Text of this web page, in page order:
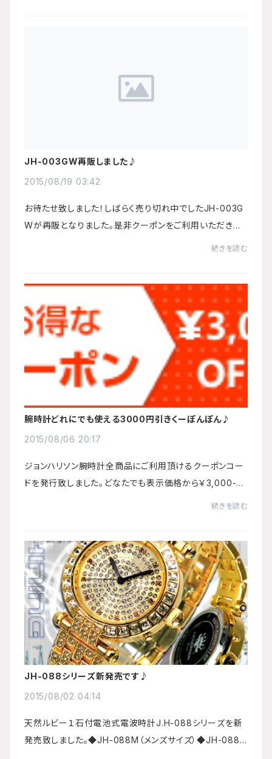
JH-003GW再販しました♪
2015/08/19 03:42
お待たせ致しました！しばらく売り切れ中でしたJH-003G
Wが再販となりました。是非クーポンをご利用いただきお
得にお買い求め下さい。クーポンコード：AKUREBI1※有効
続きを読む
腕時計どれにでも使える3000円引きくーぽんぽん♪
2015/08/06 20:17
ジョンハリソン腕時計全商品にご利用頂けるクーポンコー
ドを発行致しました。どなたでも表示価格から￥3,000-値
続きを読む
JH-088シリーズ新発売です♪
2015/08/02 04:14
天然ルビー１石付電池式電波時計J.H-088シリーズを新
発売致しました。◆JH-088M（メンズサイズ）◆JH-088L